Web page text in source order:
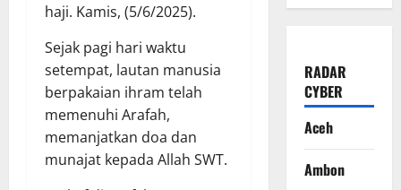
haji. Kamis, (5/6/2025).
Sejak pagi hari waktu
setempat, lautan manusia
berpakaian ihram telah
memenuhi Arafah,
memanjatkan doa dan
munajat kepada Allah SWT.
RADAR
CYBER
Aceh
Ambon